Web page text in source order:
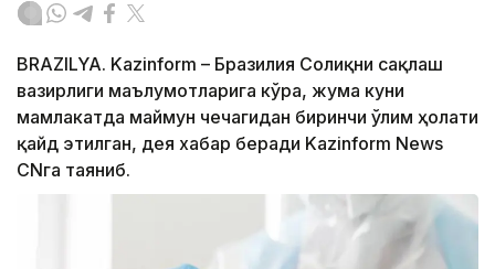
BRAZILYA. Kazinform – Бразилия Соғлиқни сақлаш
вазирлиги маълумотларига кўра, жума куни
мамлакатда маймун чечагидан биринчи ўлим ҳолати
қайд этилган, дея хабар беради Kazinform News
CNга таяниб.